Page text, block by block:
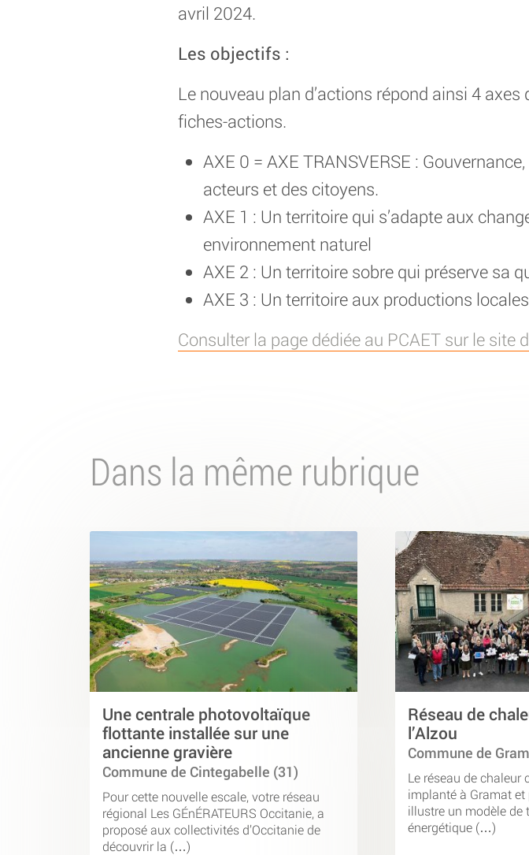
avril 2024.
Les objectifs :
Le nouveau plan d’actions répond ainsi 4
fiches-actions.
AXE 0 = AXE TRANSVERSE :
acteurs et des citoyens.
AXE 1 : Un territoire qui s’adapte aux
environnement naturel
AXE 2 : Un territoire sobre qui préserve sa
AXE 3 : Un territoire aux productions
Consulter la page dédiée au PCAET sur le site
Dans la même rubrique
Une centrale photovoltaïque
flottante installée sur une
ancienne gravière
Commune de Cintegabelle (31)
Pour cette nouvelle escale, votre réseau
régional Les GÉnÉRATEURS Occitanie, a
proposé aux collectivités d’Occitanie de
découvrir la (…)
Réseau de
l’Alzou
Commune de
Le réseau de chaleur
implanté à Gramat et
illustre un modèle de
énergétique (…)